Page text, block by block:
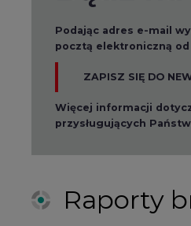
Podając adres e-mail
pocztą elektroniczną od
ZAPISZ SIĘ DO
Więcej informacji
przysługujących
Raporty